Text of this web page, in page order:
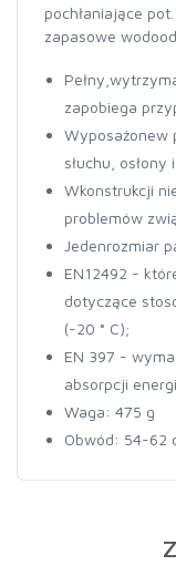
pochłaniające
zapasowe
zapobiega
Wyposażonew
słuchu, osłony
Wkonstrukcji
problemów
Jedenrozmiar
EN12492 -
dotyczące
(-20 ° C);
EN 397 -
absorpcji
Waga: 475 g
Obwód: 54-62